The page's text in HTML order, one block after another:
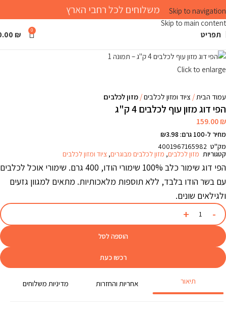
Skip to navigation
Skip to main content
משלוחים לכל רחבי הארץ
תפריט 0
₪
Click to enlarge
עמוד הבית ציוד ומזון לכלבים מזון לכלבים
הפי דוג מזון עוף לכלבים 4 ק"ג
159.00₪
מחיר ל-100 גרם: ₪3.98
מק"ט 4001967165982
קטגוריות מזון לכלבים, מזון לכלבים מבוגרים, ציוד ומזון לכלבים
הפי דוג שימור כלב 100% שימורי הודו, 400 גרם. שימורי אוכל לכלבים
עם בשר הודו בלבד, ללא תוספות מלאכותיות. מתאים למגוון גזעים
ולגילאים שונים.
הוספה לסל
רכשו כעת
תיאור אחריות והחזרות מדיניות משלוחים